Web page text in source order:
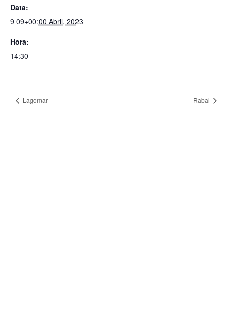
Data:
9 09+00:00 Abril, 2023
Hora:
14:30
Lagomar Rabal